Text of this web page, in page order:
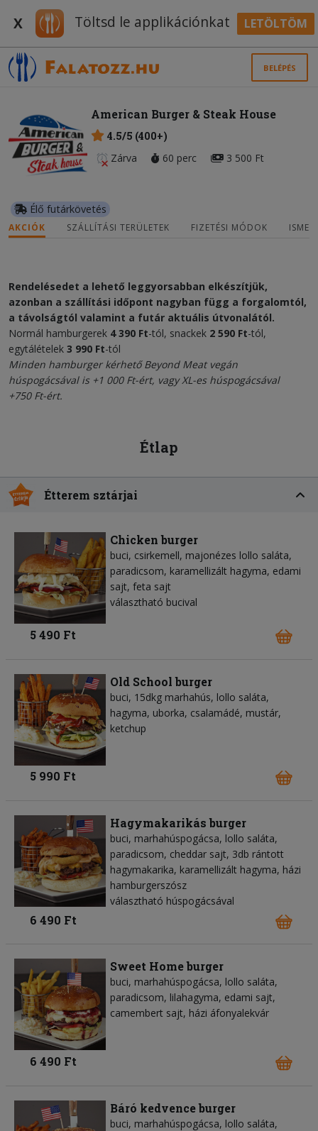
X Töltsd le applikációnkat LETÖLTÖM
BELÉPÉS
American Burger & Steak House
4.5/5 (400+)
Zárva
60 perc 3 500 Ft
Élő futárkövetés
AKCIÓK SZÁLLÍTÁSI TERÜLETEK FIZETÉSI MÓDOK
Rendelésedet a lehető leggyorsabban elkészítjük,
azonban a szállítási időpont nagyban függ a forgalomtól,
a távolságtól valamint a futár aktuális útvonalától.
Normál hamburgerek 4 390 Ft-tól, snackek 2 590 Ft-tól,
egytálételek 3 990 Ft-tól
Minden hamburger kérhetőBeyond Meat vegán
húspogácsávalis +1 000 Ft-ért, vagy XL-es húspogácsával
+750 Ft-ért.
Étlap
Étterem sztárjai
Chicken burger
buci, csirkemell, majonézes lollo saláta,
paradicsom, karamellizált hagyma, edami
sajt, feta sajt
választható bucival
5 490 Ft
Old School burger
buci, 15dkg marhahús, lollo saláta,
hagyma, uborka, csalamádé, mustár,
ketchup
5 990 Ft
Hagymakarikás burger
buci, marhahúspogácsa, lollo saláta,
paradicsom, cheddar sajt, 3db rántott
hagymakarika, karamellizált hagyma, házi
hamburgerszósz
választható húspogácsával
6 490 Ft
Sweet Home burger
buci, marhahúspogácsa, lollo saláta,
paradicsom, lilahagyma, edami sajt,
camembert sajt, házi áfonyalekvár
6 490 Ft
Báró kedvence burger
buci, marhahúspogácsa, lollo saláta,